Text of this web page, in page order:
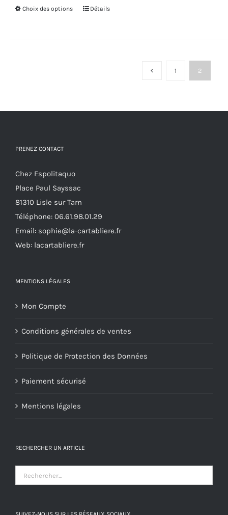
Choix des options
Ce
peuvent
Détails
1 2
PRENEZ CONTACT
Chez Espolitaquo
Place Paul Sayssac
81310 Lisle sur Tarn
Téléphone: 06.61.98.01.29
Email: sophie@la-cartabliere.fr
Web: lacartabliere.fr
MENTIONS LÉGALES
Mon Compte
Conditions générales de ventes
Politique de Protection des Données
Paiement sécurisé
Mentions légales
RECHERCHER UN ARTICLE